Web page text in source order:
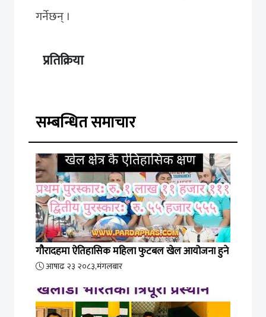
गर्नेछन् ।
प्रतिक्रिया
सम्बन्धित समाचार
गौरादहमा ऐतिहासिक महिला फुटबल खेल आयोजना हुने
आषाढ २३ २०८३,मंगलबार